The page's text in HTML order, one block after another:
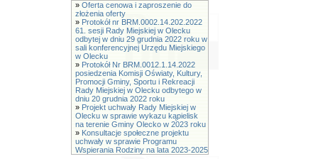
» Oferta cenowa i zaproszenie do
złożenia oferty
» Protokół nr BRM.0002.14.202.2022
61. sesji Rady Miejskiej w Olecku
odbytej w dniu 29 grudnia 2022 roku w
sali konferencyjnej Urzędu Miejskiego
w Olecku
» Protokół Nr BRM.0012.1.14.2022
posiedzenia Komisji Oświaty, Kultury,
Promocji Gminy, Sportu i Rekreacji
Rady Miejskiej w Olecku odbytego w
dniu 20 grudnia 2022 roku
» Projekt uchwały Rady Miejskiej w
Olecku w sprawie wykazu kąpielisk
na terenie Gminy Olecko w 2023 roku
» Konsultacje społeczne projektu
uchwały w sprawie Programu
Wspierania Rodziny na lata 2023-2025